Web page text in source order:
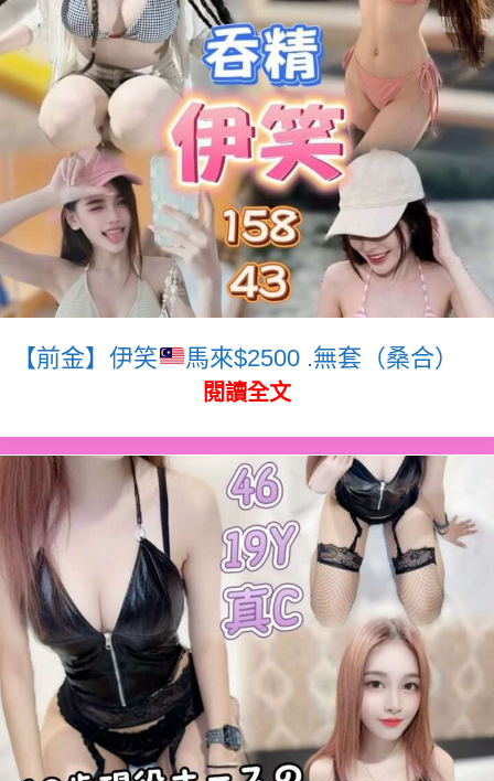
【前金】伊笑 馬來$2500 .無套（桑合）
閱讀全文